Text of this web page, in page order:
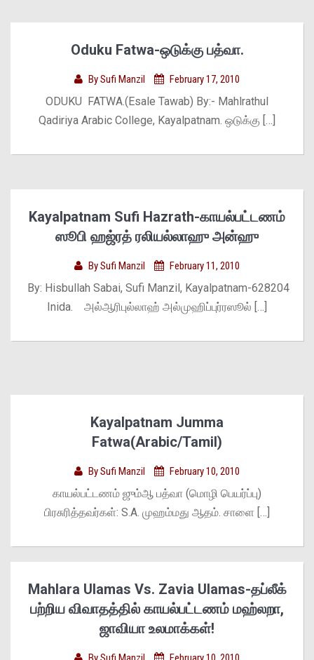
Oduku Fatwa-ஒடுக்கு பத்வா.
BySufi Manzil February 17, 2010
ODUKU FATWA.(Esale Tawab) By:- Mahlrathul
Qadiriya Arabic College, Kayalpatnam. ஒடுக்கு […]
Kayalpatnam Sufi Hazrath-காயல்பட்டணம்
ஸூபி ஹஜ்ரத் ரலியல்லாஹு அன்ஹு
BySufi Manzil February 11, 2010
By: Hisbullah Sabai, Sufi Manzil, Kayalpatnam-628204
Inida. அல்ஆரிபுல்லாஹ் அல்முஹிப்புர்ரஸூல் […]
Kayalpatnam Jumma
Fatwa(Arabic/Tamil)
BySufi Manzil February 10, 2010
காயல்பட்டணம் ஜும்ஆ பத்வா (மொழி பெயர்ப்பு)
பிரசுரித்தவர்கள்: S.A. முஹம்மது ஆதம். சாளை […]
Mahlara Ulamas Vs. Zavia Ulamas-தப்லீக்
பற்றிய விவாதத்தில் காயல்பட்டணம் மஹ்லறா,
ஜாவியா உலமாக்கள்!